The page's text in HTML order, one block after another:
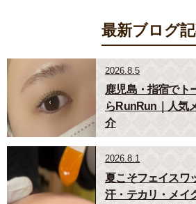
最新ブログ
2026.8.5
鹿児島・指宿でト
らRunRun｜人気
介
2026.8.1
夏こそフェイスワ
汗・テカリ・メイ